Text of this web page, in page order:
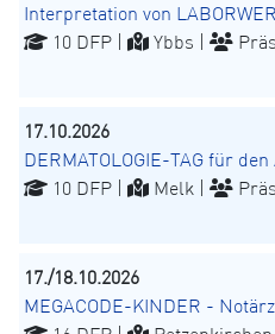
Interpretation von
10 DFP |
Ybbs |
17.10.2026
DERMATOLOGIE-TAG für
10 DFP |
Melk |
17./18.10.2026
MEGACODE-KINDER -